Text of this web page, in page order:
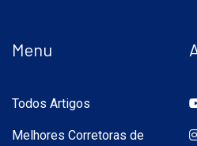
Menu
Todos Artigos
Melhores Corretoras de